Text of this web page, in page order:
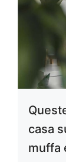
casa
muffa